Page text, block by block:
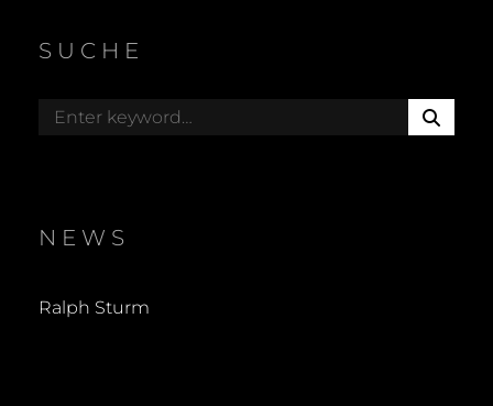
SUCHE
Search
E
NEWS
Ralph Sturm